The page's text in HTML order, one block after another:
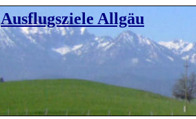
Ausflugsziele Allgäu